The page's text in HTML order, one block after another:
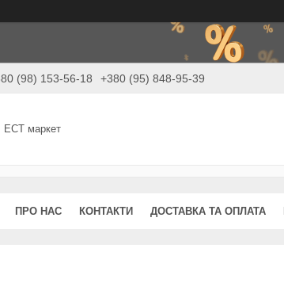
(98) 153-56-18 +380 (95) 848-95-39
ЕСТ маркет
ПРО НАС КОНТАКТИ ДОСТАВКА ТА ОПЛАТА